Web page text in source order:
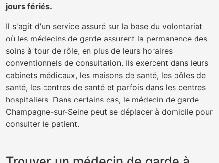
jours fériés.
Il s'agit d'un service assuré sur la base du volontariat
où les médecins de garde assurent la permanence des
soins à tour de rôle, en plus de leurs horaires
conventionnels de consultation. Ils exercent dans leurs
cabinets médicaux, les maisons de santé, les pôles de
santé, les centres de santé et parfois dans les centres
hospitaliers. Dans certains cas, le médecin de garde
Champagne-sur-Seine peut se déplacer à domicile pour
consulter le patient.